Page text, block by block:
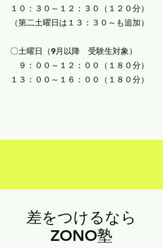
​１０：３０～１２：３０
（１２０分）
​（第二土曜日は１３：３０～も追加）
〇土曜日（9月以降 受験生対象）
９：００～１２：００（１８０分）
１３：００～１６：００（１８０分）
差をつけるなら
ZONO塾